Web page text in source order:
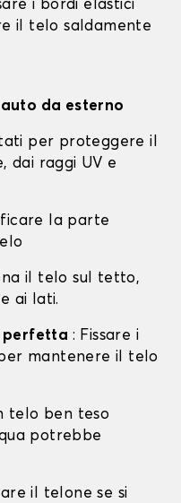
i bordi elastici
il telo saldamente
da esterno
per proteggere il
dai raggi UV e
la parte
il telo sul tetto,
ai lati.
perfetta : Fissare i
mantenere il telo
telo ben teso
potrebbe
il telone se si